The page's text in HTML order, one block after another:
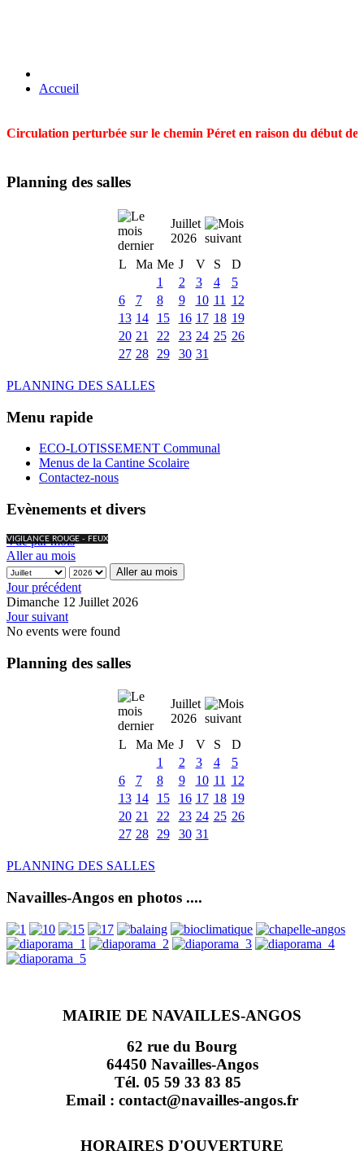
Accueil
Circulation perturbée sur le chemin Péret en raison du début
Planning des salles
Juillet
2026
L
Ma Me J V S
D
1
2 3 4
5
6
7 8 9 10 11
12
13 14 15 16 17 18 19
20 21 22 23 24 25 26
27 28 29 30 31
PLANNING DES SALLES
Menu rapide
ECO-LOTISSEMENT Communal
Menus de la Cantine Scolaire
Contactez-nous
Evènements et divers
VIGILANCE ROUGE - FEUX
Vue par mois
Aller au mois
Aller au mois
Jour précédent
Dimanche 12 Juillet 2026
Jour suivant
No events were found
Planning des salles
Juillet
2026
L
Ma Me J V S
D
1
2 3 4
5
6
7 8 9 10 11
12
13 14 15 16 17 18 19
20 21 22 23 24 25 26
27 28 29 30 31
PLANNING DES SALLES
Navailles-Angos en photos ....
MAIRIE DE NAVAILLES-ANGOS
62 rue du Bourg
64450 Navailles-Angos
Tél. 05 59 33 83 85
Email : contact@navailles-angos.fr
HORAIRES D'OUVERTURE